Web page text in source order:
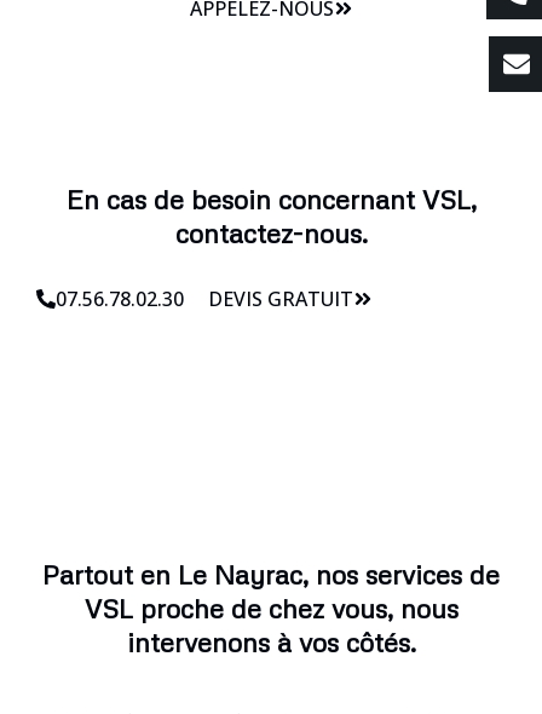
APPELEZ-NOUS
En cas de besoin concernant VSL,
contactez-nous.
07.56.78.02.30 DEVIS GRATUIT
Partout en Le Nayrac, nos services de
VSL proche de chez vous, nous
intervenons à vos côtés.